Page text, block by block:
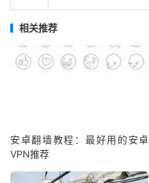
相关推荐
安卓翻墙教程：最好用的安卓
VPN推荐